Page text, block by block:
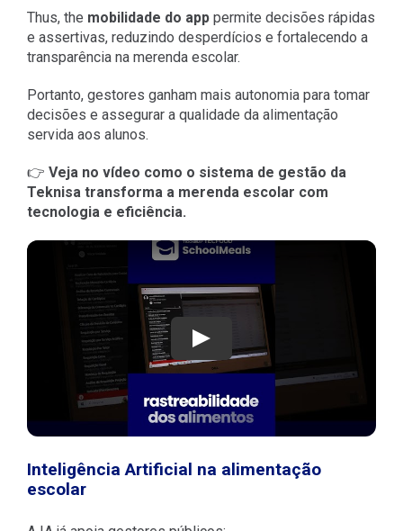
Thus, the mobilidade do apppermite decisões rápidas
e assertivas, reduzindo desperdícios e fortalecendo a
transparência na merenda escolar.
Portanto, gestores ganham mais autonomia para tomar
decisões e assegurar a qualidade da alimentação
servida aos alunos.
👉 Veja no vídeo como o sistema de gestão da
Teknisa transforma a merenda escolar com
tecnologia e eficiência.
Play
Inteligência Artificial na alimentação
escolar